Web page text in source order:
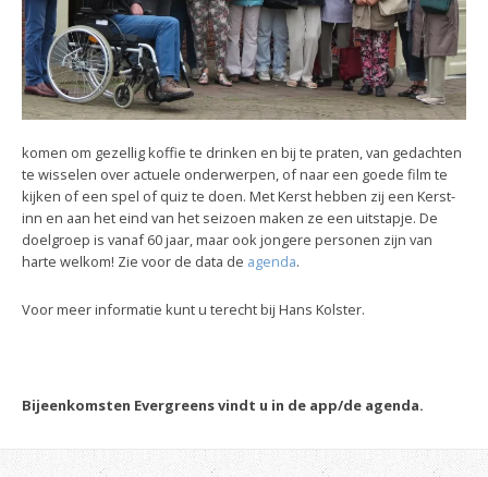
komen om gezellig koffie te drinken en bij te praten, van gedachten
te wisselen over actuele onderwerpen, of naar een goede film te
kijken of een spel of quiz te doen. Met Kerst hebben zij een Kerst-
inn en aan het eind van het seizoen maken ze een uitstapje. De
doelgroep is vanaf 60 jaar, maar ook jongere personen zijn van
harte welkom! Zie voor de data de agenda.
Voor meer informatie kunt u terecht bij Hans Kolster.
Bijeenkomsten Evergreens vindt u in de app/de agenda.